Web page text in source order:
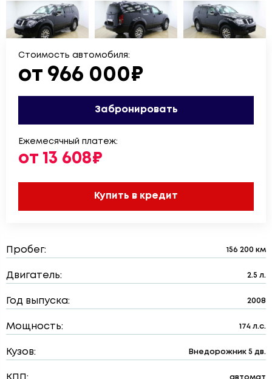
Стоимость автомобиля:
от 966 000₽
Забронировать
Ежемесячный платеж:
от 13 608₽
Купить в кредит
Пробег: 156 200 км
Двигатель: 2.5 л.
Год выпуска: 2008
Мощность: 174 л.с.
Кузов: Внедорожник 5 дв.
автомат